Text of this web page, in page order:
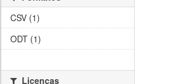
CSV (1)
ODT (1)
Licenças